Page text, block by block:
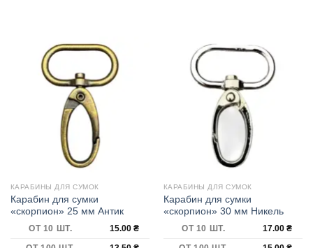
КАРАБИНЫ ДЛЯ СУМОК
Карабин для сумки
«скорпион» 25 мм Антик
ОТ 10 ШТ. 15.00 ₴
КАРАБИНЫ ДЛЯ СУМОК
Карабин для сумки
«скорпион» 30 мм Никель
ОТ 10 ШТ. 17.00 ₴